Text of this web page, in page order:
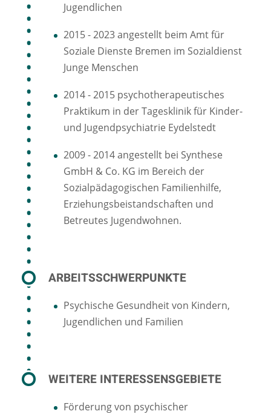
Jugendlichen
2015 - 2023 angestellt beim Amt für
Soziale Dienste Bremen im Sozialdienst
Junge Menschen
2014 - 2015 psychotherapeutisches
Praktikum in der Tagesklinik für Kinder-
und Jugendpsychiatrie Eydelstedt
2009 - 2014 angestellt bei Synthese
GmbH & Co. KG im Bereich der
Sozialpädagogischen Familienhilfe,
Erziehungsbeistandschaften und
Betreutes Jugendwohnen.
ARBEITSSCHWERPUNKTE
Psychische Gesundheit von Kindern,
Jugendlichen und Familien
WEITERE INTERESSENSGEBIETE
Förderung von psychischer